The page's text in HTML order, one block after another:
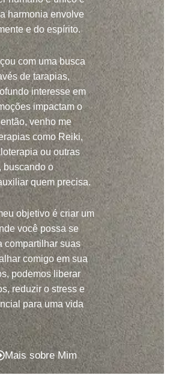
harmonia envolve
e do espírito.
com uma busca
de tarapias,
interesse em
impactam o
venho me
como Reiki,
ou outras
buscando o
quem precisa.
objetivo é criar um
você possa se
compartilhar suas
comigo em sua
podemos liberar
reduzir o stress e
para uma vida
Mais sobre Mim